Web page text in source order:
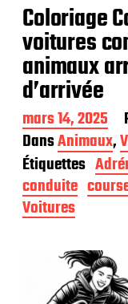
Coloriage
voitures
animaux
d’arrivée
D
a
t
e
d
e
p
mars 14, 2025
DansAnimaux,
Étiquettes
conduite
Voitures